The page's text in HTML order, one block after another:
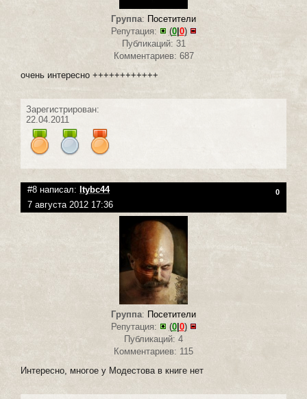
Группа: Посетители
Репутация:
(0| 0)
Публикаций: 31
Комментариев: 687
очень интересно ++++++++++++
Зарегистрирован:
22.04.2011
#8 написал: ltybc44 0
7 августа 2012 17:36
Группа: Посетители
Репутация:
(0| 0)
Публикаций: 4
Комментариев: 115
Интересно, многое у Модестова в книге нет